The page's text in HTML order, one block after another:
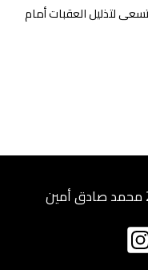
لتذليل العقبات أمام